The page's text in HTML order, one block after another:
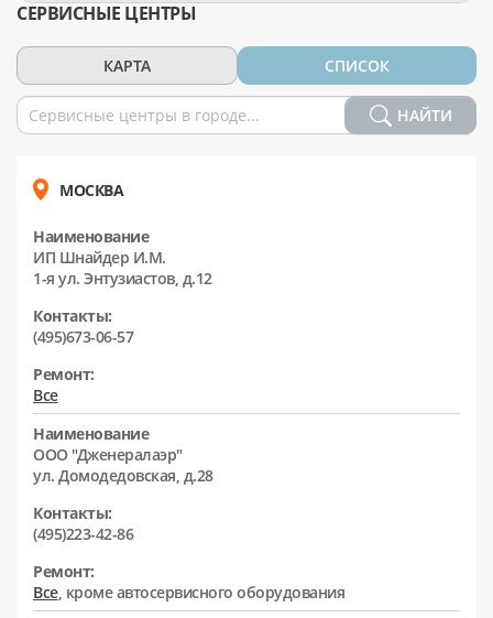
СЕРВИСНЫЕ ЦЕНТРЫ
КАРТА СПИСОК
НАЙТИ
МОСКВА
Наименование
ИП Шнайдер И.М.
1-я ул. Энтузиастов, д.12
Контакты:
(495)673-06-57
Ремонт:
Все
Наименование
ООО "Дженералаэр"
ул. Домодедовская, д.28
Контакты:
(495)223-42-86
Ремонт:
Все, кроме автосервисного оборудования